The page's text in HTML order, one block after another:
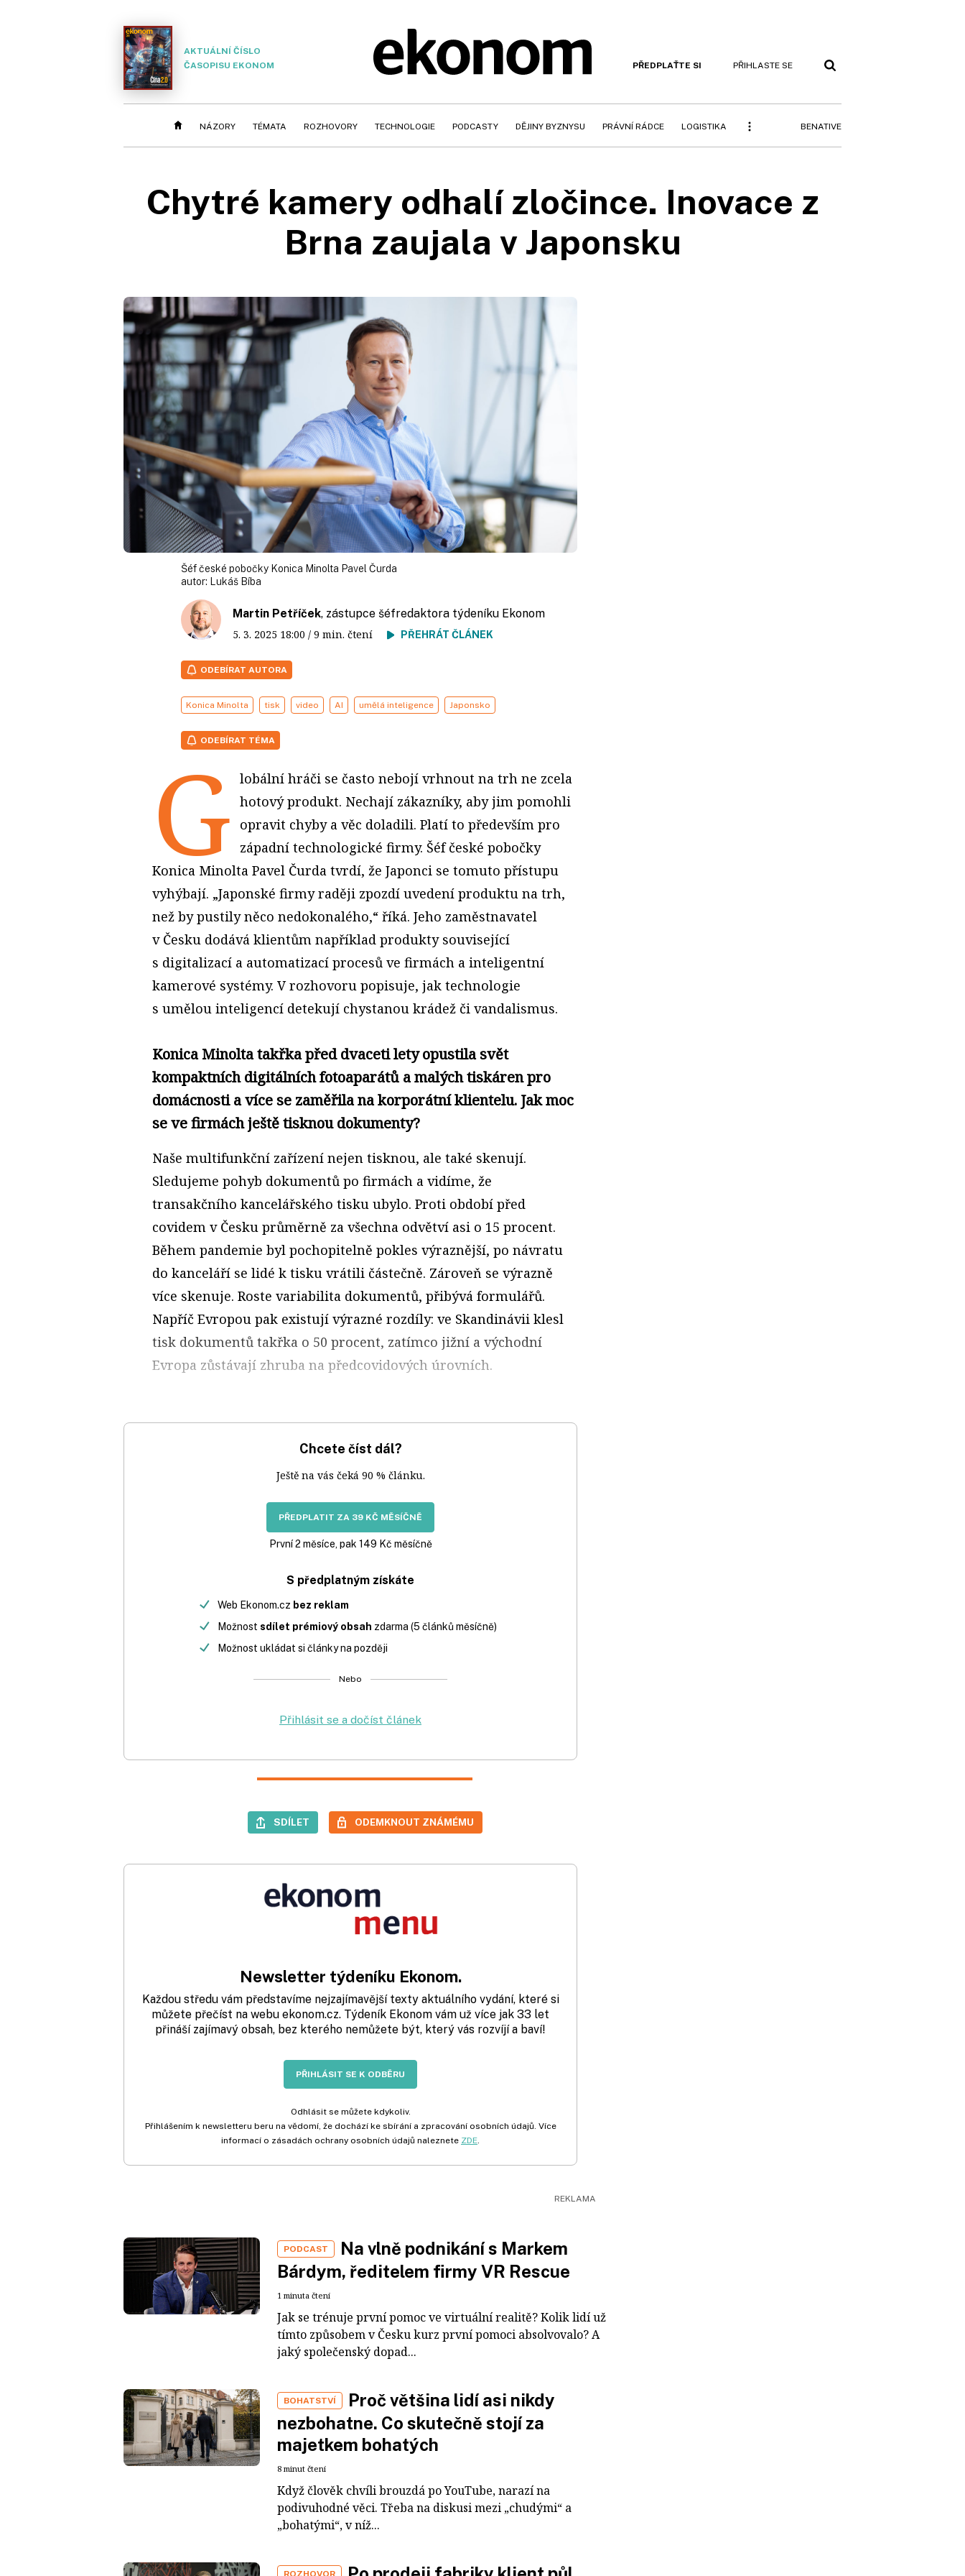
AKTUÁLNÍ ČÍSLO
ČASOPISU EKONOM
PŘEDPLAŤTE SI PŘIHLASTE SE
NÁZORY TÉMATA ROZHOVORY TECHNOLOGIE PODCASTY DĚJINY BYZNYSU PRÁVNÍ RÁDCE LOGISTIKA BENATIVE
Chytré kamery odhalí zločince. Inovace z
Brna zaujala v Japonsku
Šéf české pobočky Konica Minolta Pavel Čurda
autor: Lukáš Bíba
Martin Petříček, zástupce šéfredaktora týdeníku Ekonom
5. 3. 2025 18:00 / 9 min. čtení PŘEHRÁT ČLÁNEK
ODEBÍRAT AUTORA
Konica Minolta tisk video AI umělá inteligence Japonsko
ODEBÍRAT TÉMA
G lobální hráči se často nebojí vrhnout na trh ne zcela
hotový produkt. Nechají zákazníky, aby jim pomohli
opravit chyby a věc doladili. Platí to především pro
západní technologické firmy. Šéf české pobočky
Konica Minolta Pavel Čurda tvrdí, že Japonci se tomuto přístupu
vyhýbají. „Japonské firmy raději zpozdí uvedení produktu na trh,
než by pustily něco nedokonalého,“ říká. Jeho zaměstnavatel
v Česku dodává klientům například produkty související
s digitalizací a automatizací procesů ve firmách a inteligentní
kamerové systémy. V rozhovoru popisuje, jak technologie
s umělou inteligencí detekují chystanou krádež či vandalismus.
Konica Minolta takřka před dvaceti lety opustila svět
kompaktních digitálních fotoaparátů a malých tiskáren pro
domácnosti a více se zaměřila na korporátní klientelu. Jak moc
se ve firmách ještě tisknou dokumenty?
Naše multifunkční zařízení nejen tisknou, ale také skenují.
Sledujeme pohyb dokumentů po firmách a vidíme, že
transakčního kancelářského tisku ubylo. Proti období před
covidem v Česku průměrně za všechna odvětví asi o 15 procent.
Během pandemie byl pochopitelně pokles výraznější, po návratu
do kanceláří se lidé k tisku vrátili částečně. Zároveň se výrazně
více skenuje. Roste variabilita dokumentů, přibývá formulářů.
Napříč Evropou pak existují výrazné rozdíly: ve Skandinávii klesl
tisk dokumentů takřka o 50 procent, zatímco jižní a východní
Evropa zůstávají zhruba na předcovidových úrovních.
Chcete číst dál?
Ještě na vás čeká 90 % článku.
PŘEDPLATIT ZA 39 KČ MĚSÍČNĚ
První 2 měsíce, pak 149 Kč měsíčně
S předplatným získáte
Web Ekonom.cz bez reklam
Možnost sdílet prémiový obsah zdarma (5 článků měsíčně)
Možnost ukládat si články na později
Nebo
Přihlásit se a dočíst článek
SDÍLET ODEMKNOUT ZNÁMÉMU
Newsletter týdeníku Ekonom.
Každou středu vám představíme nejzajímavější texty aktuálního vydání, které si
můžete přečíst na webu ekonom.cz. Týdeník Ekonom vám už více jak 33 let
přináší zajímavý obsah, bez kterého nemůžete být, který vás rozvíjí a baví!
PŘIHLÁSIT SE K ODBĚRU
Odhlásit se můžete kdykoliv.
Přihlášením k newsletteru beru na vědomí, že dochází ke sbírání a zpracování osobních údajů. Více
informací o zásadách ochrany osobních údajů naleznete ZDE
PODCAST
Na vlně podnikání s Markem
Bárdym, ředitelem firmy VR Rescue
1 minuta čtení
Jak se trénuje první pomoc ve virtuální realitě? Kolik lidí už
tímto způsobem v Česku kurz první pomoci absolvovalo? A
jaký společenský dopad...
BOHATSTVÍ
Proč většina lidí asi nikdy
nezbohatne. Co skutečně stojí za
majetkem bohatých
8 minut čtení
Když člověk chvíli brouzdá po YouTube, narazí na
podivuhodné věci. Třeba na diskusi mezi „chudými“ a
„bohatými“, v níž...
ROZHOVOR